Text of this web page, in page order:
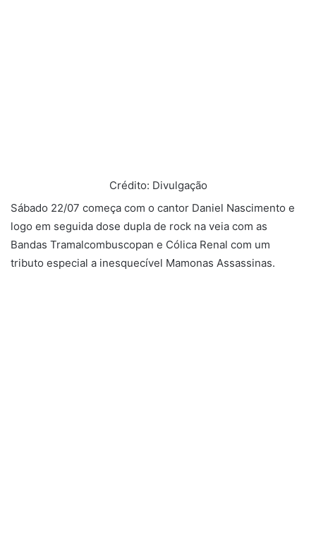
Crédito: Divulgação
Sábado 22/07 começa com o cantor Daniel Nascimento e
logo em seguida dose dupla de rock na veia com as
Bandas Tramalcombuscopan e Cólica Renal com um
tributo especial a inesquecível Mamonas Assassinas.